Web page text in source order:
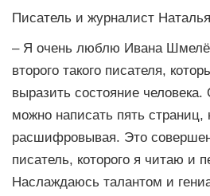
Писатель и журналист
– Я очень люблю Ивана
второго такого писателя,
выразить состояние
можно написать пять страниц,
расшифровывая. Это
писатель, которого я читаю и
Наслаждаюсь талантом и